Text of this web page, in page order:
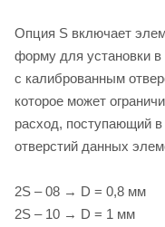
Опция S включает
форму для установки в
с калиброванным
которое может
расход, поступающий
отверстий данных
2S – 08 → D = 0,8 мм
2S – 10 → D = 1 мм